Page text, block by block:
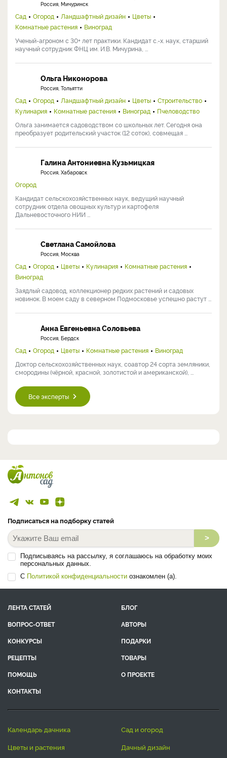
Россия, Мичуринск
Сад Огород Ландшафтный дизайн
Цветы
Комнатные растения
Виноград
Ученый-агроном с 30+ лет практики. Кандидат с.-х. наук, старший
научный сотрудник ФНЦ им. И.В. Мичурина, ...
Ольга Никонорова
Россия, Тольятти
Сад Огород Ландшафтный дизайн Цветы
Строительство
Кулинария
Комнатные растения Виноград
Пчеловодство
Ольга занимается садоводством со школьных лет. Сегодня она
преобразует родительский участок (12 соток), совмещая ...
Галина Антониевна Кузьмицкая
Россия, Хабаровск
Огород
Кандидат сельскохозяйственных наук, ведущий научный
сотрудник отдела овощных культур и картофеля
Дальневосточного НИИ ...
Светлана Самойлова
Россия, Москва
Сад Огород Цветы Кулинария
Комнатные растения
Виноград
Заядлый садовод, коллекционер редких растений и садовых
новинок. В моем саду в северном Подмосковье успешно растут ...
Анна Евгеньевна Соловьева
Россия, Бердск
Сад Огород Цветы Комнатные растения
Виноград
Доктор сельскохозяйственных наук, соавтор 24 сорта земляники,
смородины (чёрной, красной, золотистой и американской), ...
Все эксперты
Подписаться на подборку статей
>
Подписываясь на рассылку, я соглашаюсь на обработку моих
персональных данных.
С Политикой конфиденциальности ознакомлен (а).
ЛЕНТА СТАТЕЙ
БЛОГ
ВОПРОС-ОТВЕТ
АВТОРЫ
КОНКУРСЫ
ПОДАРКИ
РЕЦЕПТЫ
ТОВАРЫ
ПОМОЩЬ
О ПРОЕКТЕ
КОНТАКТЫ
календарь дачника
сад и огород
цветы и растения
дачный дизайн